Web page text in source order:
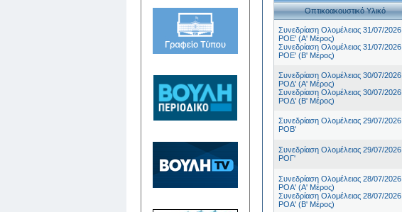
Οπτικοακουστικό Υλικό
Συνεδρίαση Ολομέλειας 31/07/2026
ΡΟΕ' (Α' Μέρος)
Συνεδρίαση Ολομέλειας 31/07/2026
ΡΟΕ' (Β' Μέρος)
Συνεδρίαση Ολομέλειας 30/07/2026
ΡΟΔ' (Α' Μέρος)
Συνεδρίαση Ολομέλειας 30/07/2026
ΡΟΔ' (Β' Μέρος)
Συνεδρίαση Ολομέλειας 29/07/2026
ΡΟΒ'
Συνεδρίαση Ολομέλειας 29/07/2026
ΡΟΓ'
Συνεδρίαση Ολομέλειας 28/07/2026
ΡΟΑ' (Α' Μέρος)
Συνεδρίαση Ολομέλειας 28/07/2026
ΡΟΑ' (Β' Μέρος)